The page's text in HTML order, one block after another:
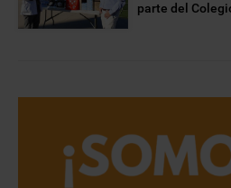
parte del